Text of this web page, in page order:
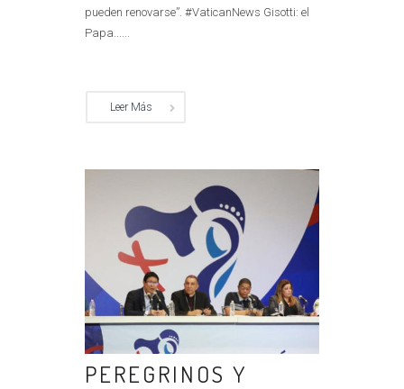
pueden renovarse”. #VaticanNews Gisotti: el
Papa......
Leer Más
PEREGRINOS Y